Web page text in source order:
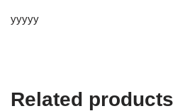
yyyyy
Related products